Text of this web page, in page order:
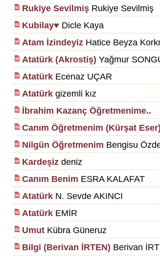
Rukiye SevilmişRukiye Sevilmiş
Kubilay♥ Dicle Kaya
Atam İzindeyizHatice Beyza
Atatürk (Akrostiş) Yağmur
AtatürkEcenaz UÇAR
Atatürkgizemli kız
İbrahim Kazanç Öğretmenime..
Canım Öğretmenim (Kürşat Eser)
Nilgün Öğretmenim Bengisu
Kardeşizdeniz
Canım Benim ESRA KALAFAT
AtatürkN. Sevde AKINCI
AtatürkEMİR
UmutKübra Güneruz
Bilgi (Berivan İRTEN) Berivan